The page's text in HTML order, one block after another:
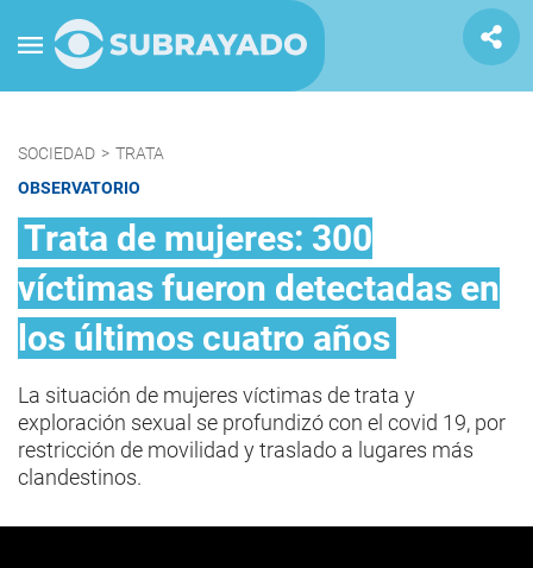
SOCIEDAD > TRATA
OBSERVATORIO
Trata de mujeres: 300
víctimas fueron detectadas en
los últimos cuatro años
La situación de mujeres víctimas de trata y
exploración sexual se profundizó con el covid 19, por
restricción de movilidad y traslado a lugares más
clandestinos.